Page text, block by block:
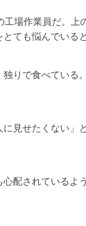
場作業員だ。
ても悩んでいると
りで食べている
見せたくない」
配されているよ